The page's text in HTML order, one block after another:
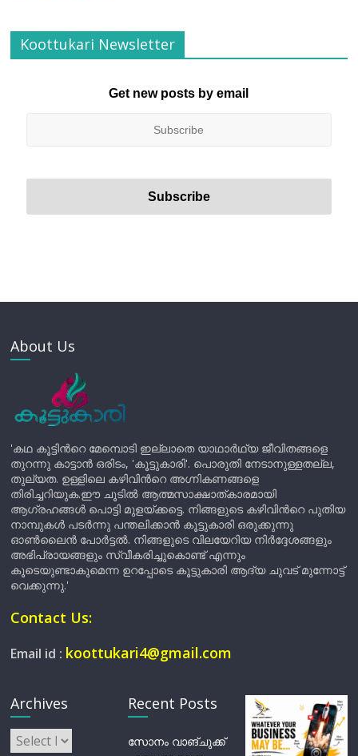
Koottukari Newsletter
Get new posts by email
About Us
'കഥ കൂട്ടിന്‍റെ മേമ്പൊടി ഇല്ലാതെ യാഥാർഥ്യ ജീവിതങ്ങളെ
തുറന്നു കാട്ടാൻ ഒരിടം, 'കൂട്ടുകാരി'. പൊരുതി നേടാനുള്ളതല്ല,
തുല്യത. ഉള്ളിലെ കഴിവിന്‍റെ അഗ്നികണങ്ങളെ
തിരിച്ചറിയുക.ഈ ചൂടിൽ ആത്മസാക്ഷാത്കാരമായി
ആഗ്രഹങ്ങൾ പൊട്ടി മുളയ്ക്കട്ടെ. നിങ്ങളുടെ കഴിവിന്‍റെ പുതിയ
നാമ്പുകൾ പടർന്നു പന്തലിക്കാൻ കൂട്ടുകാരി ഒരുക്കുന്നു
ഓൺലൈൻ പോർട്ടൽ. നിങ്ങളുടെ വിലയേറിയ നിർദ്ദേശങ്ങളും
അഭിപ്രായങ്ങളും സ്വീകരിച്ചുകൊണ്ട് എന്നും
കൂടെയുണ്ടാകുമെന്ന ഉറപ്പോടെ കൂട്ടുകാരി ആദ്യ ചുവട് മുന്നോട്ട്
വെക്കുന്നു.'
Contact Us:
Email id : koottukari4@gmail.com
Archives
Archives
Recent Posts
സോനം വാങ്ചുക്ക്